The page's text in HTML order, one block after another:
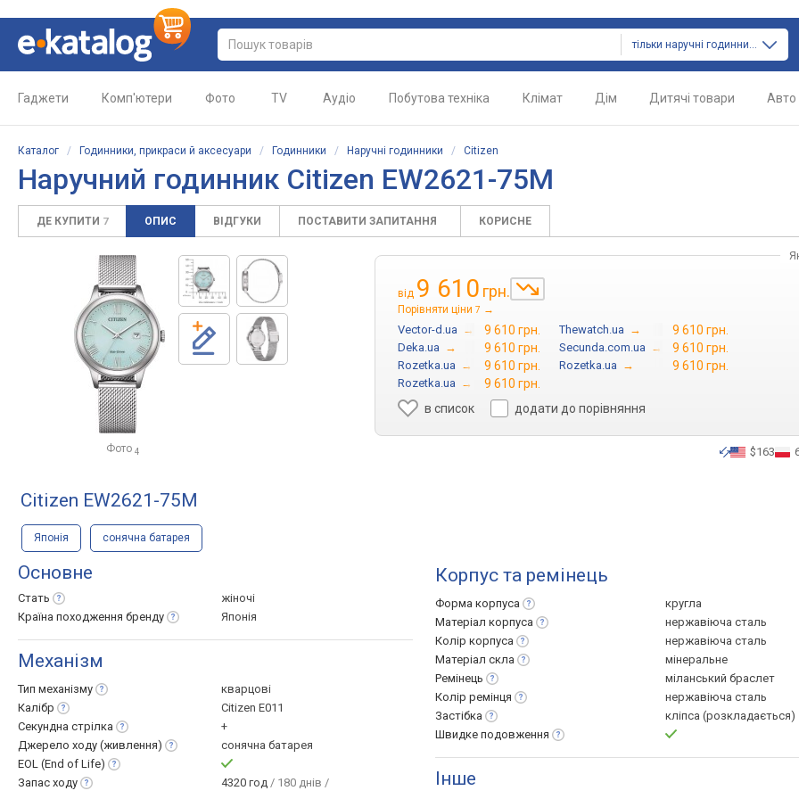
тільки наручні годинники
Гаджети Комп'ютери Фото TV Аудіо Побутова техніка Клімат Дім Дитячі товари Авто
Каталог / Годинники, прикраси й аксесуари / Годинники / Наручні годинники / Citizen
Наручний годинник Citizen EW2621-75M
ДЕ КУПИТИ 7 ОПИС ВІДГУКИ ПОСТАВИТИ ЗАПИТАННЯ КОРИСНЕ
Фото 4
від 9 610 грн.
Порівняти ціни 7 →
Vector-d.ua → 9 610 грн. Thewatch.ua → 9 610 грн.
Deka.ua → 9 610 грн. Secunda.com.ua → 9 610 грн.
Rozetka.ua → 9 610 грн. Rozetka.ua → 9 610 грн.
Rozetka.ua →
9 610 грн.
в список
додати до порівняння
$163
Citizen EW2621-75M
Японія сонячна батарея
Основне
Стать
жіночі
Країна походження бренду Японія
Механізм
Тип механізму
кварцові
Калібр
Citizen E011
Секундна стрілка
+
Джерело ходу (живлення)
сонячна батарея
EOL (End of Life)
Запас ходу 4320 год / 180 днів /
Корпус та ремінець
Форма корпуса
кругла
Матеріал корпуса
нержавіюча сталь
Колір корпуса
нержавіюча сталь
Матеріал скла
мінеральне
Ремінець
міланський браслет
Колір ремінця
нержавіюча сталь
Застібка
кліпса (розкладається)
Швидке подовження
Інше